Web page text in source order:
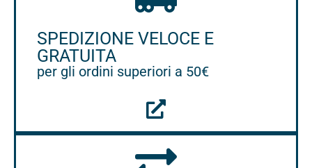
SPEDIZIONE VELOCE E
GRATUITA
per gli ordini superiori a 50€